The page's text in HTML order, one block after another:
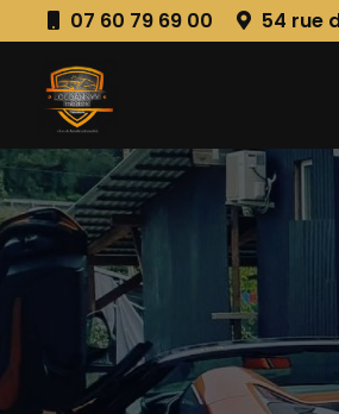
au
contenu
principal
07 60 79 69 00 54 rue